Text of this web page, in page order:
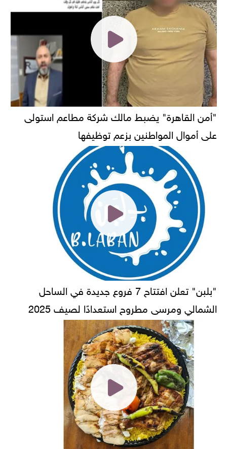
"أمن القاهرة" يضبط مالك شركة مطاعم استولى
على أموال المواطنين بزعم توظيفها
"بلبن" تعلن افتتاح 7 فروع جديدة في الساحل
الشمالي ومرسى مطروح استعدادًا لصيف 2025